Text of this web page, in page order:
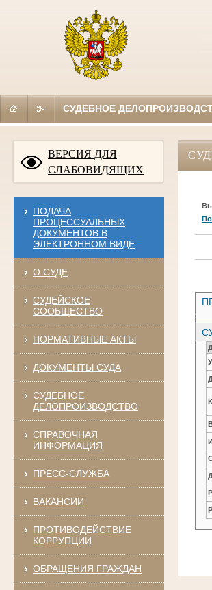
СУДЕБНОЕ
ВЕРСИЯ ДЛЯ
СЛАБОВИДЯЩИХ
ПОДАЧА
ПРОЦЕССУАЛЬНЫХ
ДОКУМЕНТОВ В
ЭЛЕКТРОННОМ ВИДЕ
О СУДЕ
СУДЕЙСКОЕ
СООБЩЕСТВО
НОРМАТИВНЫЕ АКТЫ
ДОКУМЕНТЫ СУДА
СУДЕБНОЕ
ДЕЛОПРОИЗВОДСТВО
СПРАВОЧНАЯ
ИНФОРМАЦИЯ
ПРЕСС-СЛУЖБА
ВАКАНСИИ
ПРОТИВОДЕЙСТВИЕ
КОРРУПЦИИ
ОБРАЩЕНИЯ ГРАЖДАН